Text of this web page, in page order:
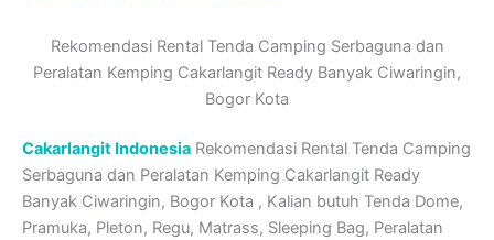
Rekomendasi Rental Tenda Camping Serbaguna dan
Peralatan Kemping Cakarlangit Ready Banyak Ciwaringin,
Bogor Kota
Cakarlangit Indonesia Rekomendasi Rental Tenda Camping
Serbaguna dan Peralatan Kemping Cakarlangit Ready
Banyak Ciwaringin, Bogor Kota , Kalian butuh Tenda Dome,
Pramuka, Pleton, Regu, Matrass, Sleeping Bag, Peralatan